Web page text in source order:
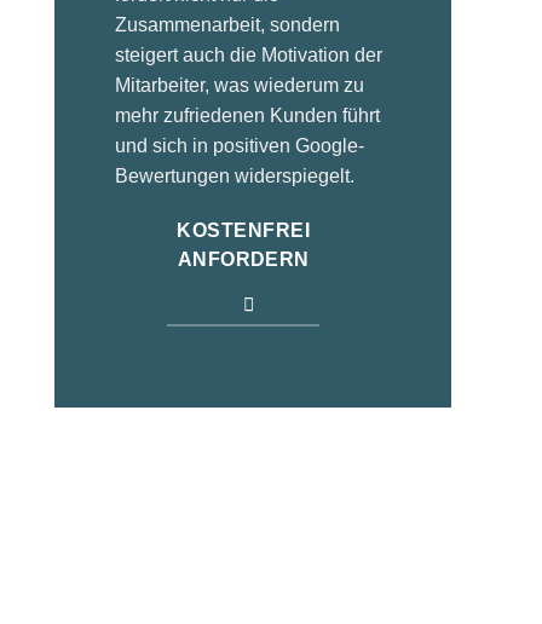
Zusammenarbeit, sondern
steigert auch die Motivation der
Mitarbeiter, was wiederum zu
mehr zufriedenen Kunden führt
und sich in positiven Google-
Bewertungen widerspiegelt.
KOSTENFREI
ANFORDERN
KOSTENLOS
des Unternehmens. Dies trägt
dazu bei, das Interesse der
Bewerber zu wecken und sie
Unternehmens zu überzeugen.